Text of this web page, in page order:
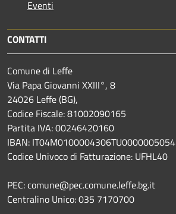
Eventi
CONTATTI
Comune di Leffe
Via Papa Giovanni XXIII°, 8
24026 Leffe (BG),
Codice Fiscale: 81002090165
Partita IVA: 00246420160
IBAN: IT04M0100004306TU0000005054
Codice Univoco di Fatturazione: UFHL40
PEC: comune@pec.comune.leffe.bg.it
Centralino Unico: 035 7170700